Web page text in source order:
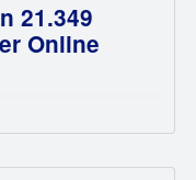
21.349
Online